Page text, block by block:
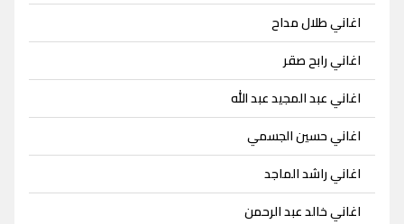
اغاني طلال مداح
اغاني رابح صقر
اغاني عبد المجيد عبد الله
اغاني حسين الجسمي
اغاني راشد الماجد
اغاني خالد عبد الرحمن